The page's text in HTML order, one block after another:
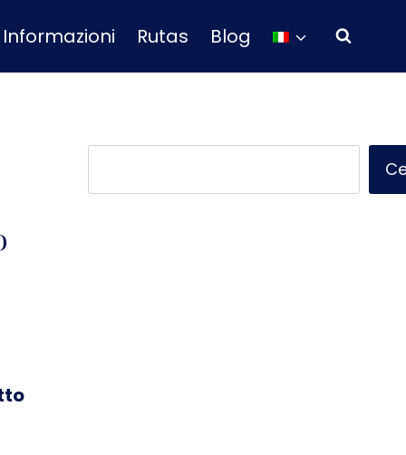
Informazioni Rutas Blog